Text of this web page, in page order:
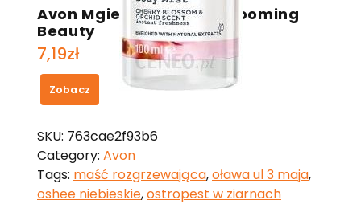
Avon Mgiełka Do Ciała Blooming
Beauty
7,19zł
Zobacz
SKU: 763cae2f93b6
Category: Avon
Tags: maść rozgrzewająca,oława ul 3 maja,
oshee niebieskie,ostropest w ziarnach